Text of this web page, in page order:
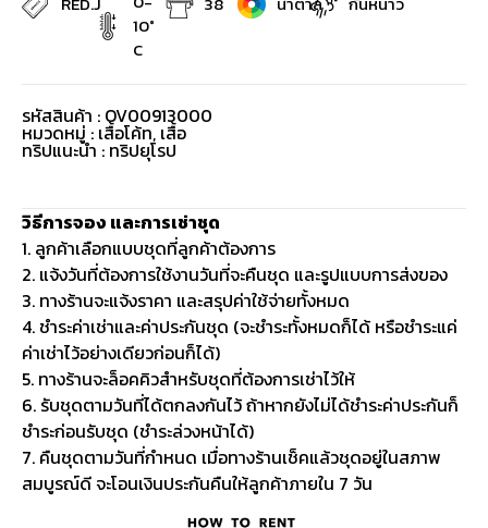
10°
C
รหัสสินค้า : OV00913000
หมวดหมู่ : เสื้อโค้ท, เสื้อ
ทริปแนะนำ : ทริปยุโรป
วิธีการจอง และการเช่าชุด
1. ลูกค้าเลือกแบบชุดที่ลูกค้าต้องการ
2. แจ้งวันที่ต้องการใช้งานวันที่จะคืนชุด และรูปแบบการส่งของ
3. ทางร้านจะแจ้งราคา และสรุปค่าใช้จ่ายทั้งหมด
4. ชำระค่าเช่าและค่าประกันชุด (จะชำระทั้งหมดก็ได้ หรือชำระแค่
ค่าเช่าไว้อย่างเดียวก่อนก็ได้)
5. ทางร้านจะล็อคคิวสำหรับชุดที่ต้องการเช่าไว้ให้
6. รับชุดตามวันที่ได้ตกลงกันไว้ ถ้าหากยังไม่ได้ชำระค่าประกันก็
ชำระก่อนรับชุด (ชำระล่วงหน้าได้)
7. คืนชุดตามวันที่กำหนด เมื่อทางร้านเช็คแล้วชุดอยู่ในสภาพ
สมบูรณ์ดี จะโอนเงินประกันคืนให้ลูกค้าภายใน 7 วัน